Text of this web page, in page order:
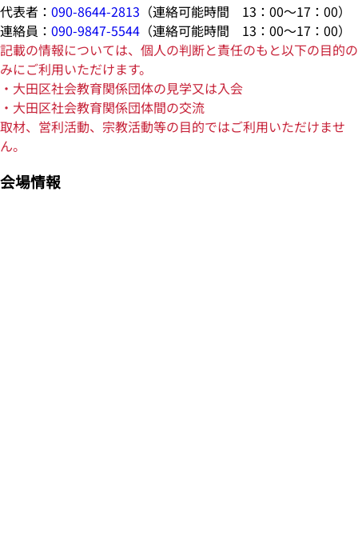
代表者： 090-8644-2813 （連絡可能時間 13：00～17：00）
連絡員： 090-9847-5544 （連絡可能時間 13：00～17：00）
記載の情報については、個人の判断と責任のもと以下の目的の
みにご利用いただけます。
・大田区社会教育関係団体の見学又は入会
・大田区社会教育関係団体間の交流
取材、営利活動、宗教活動等の目的ではご利用いただけませ
ん。
会場情報